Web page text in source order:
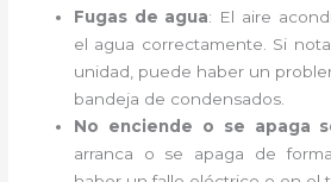
Fugas de agua: El aire
el agua correctamente. Si
unidad, puede haber un
bandeja de condensados.
No enciende o se apaga
arranca o se apaga de